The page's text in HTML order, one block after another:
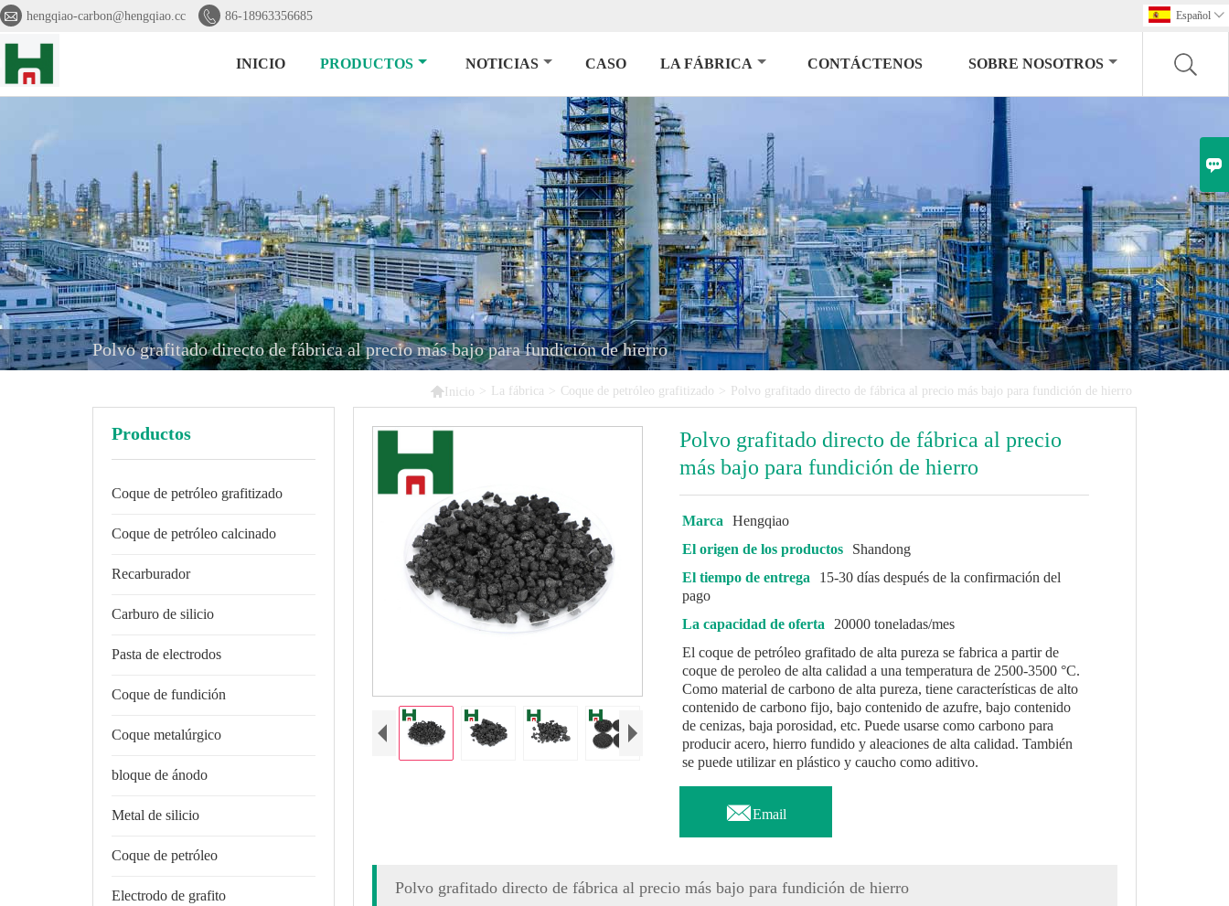
 hengqiao-carbon@hengqiao.cc  86-18963356685 Español 
INICIO PRODUCTOS NOTICIAS CASO LA FÁBRICA CONTÁCTENOS SOBRE NOSOTROS
Polvo grafitado directo de fábrica al precio más bajo para fundición de hierro
 Inicio > La fábrica > Coque de petróleo grafitizado > Polvo grafitado directo de fábrica al precio más bajo para fundición de hierro
Productos
Coque de petróleo grafitizado
Coque de petróleo calcinado
Recarburador
Carburo de silicio
Pasta de electrodos
Coque de fundición
Coque metalúrgico
bloque de ánodo
Metal de silicio
Coque de petróleo
Electrodo de grafito
Polvo grafitado directo de fábrica al precio
más bajo para fundición de hierro
Marca
Hengqiao
El origen de los productos
Shandong
El tiempo de entrega
15-30 días después de la confirmación del
pago
La capacidad de oferta
20000 toneladas/mes
El coque de petróleo grafitado de alta pureza se fabrica a partir de
coque de peroleo de alta calidad a una temperatura de 2500-3500 °C.
Como material de carbono de alta pureza, tiene características de alto
contenido de carbono fijo, bajo contenido de azufre, bajo contenido
de cenizas, baja porosidad, etc. Puede usarse como carbono para
producir acero, hierro fundido y aleaciones de alta calidad. También
se puede utilizar en plástico y caucho como aditivo.
Email
Polvo grafitado directo de fábrica al precio más bajo para fundición de hierro
